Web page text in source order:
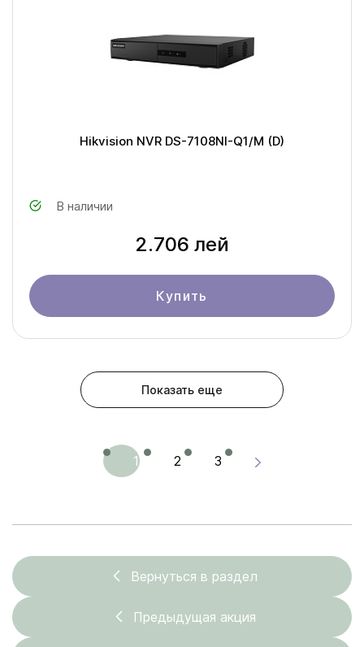
Hikvision NVR DS-7108NI-Q1/M (D)
В наличии
2.706 лей
Купить
Показать еще
1 2 3
Вернуться в раздел
Предыдущая акция